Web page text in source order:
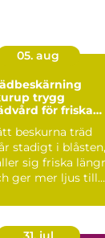
05. aug
trygg
för friska
beskurna träd
stadigt i blåsten,
sig friska
ger mer ljus till